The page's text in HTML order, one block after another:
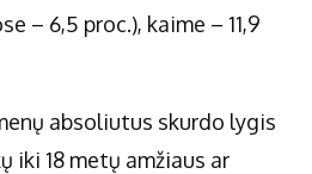
– 6,5 proc.), kaime – 11,9
absoliutus skurdo lygis
iki 18 metų amžiaus ar